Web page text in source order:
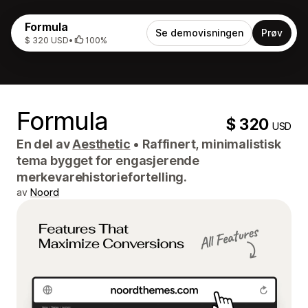
Formula
$ 320 USD• 100%
Se demovisningen Prøv
Formula $ 320USD
En del avAesthetic • Raffinert, minimalistisk
tema bygget for engasjerende
merkevarehistoriefortelling.
av Noord